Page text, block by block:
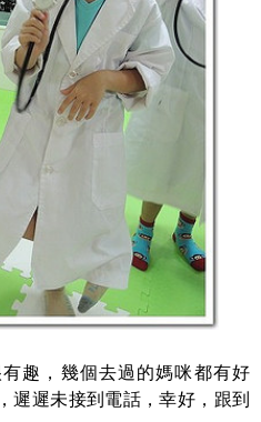
趣，幾個去過的媽咪都有好
遲遲未接到電話，幸好，跟到